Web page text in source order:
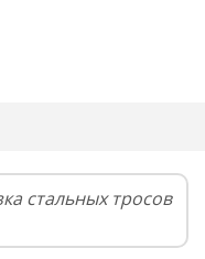
стальных тросов